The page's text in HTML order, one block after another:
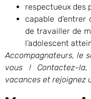
respectueux des
capable
de travailler de
l’adolescent
Accompagnateurs, le
vous ! Contactez-
vacances et rejoignez